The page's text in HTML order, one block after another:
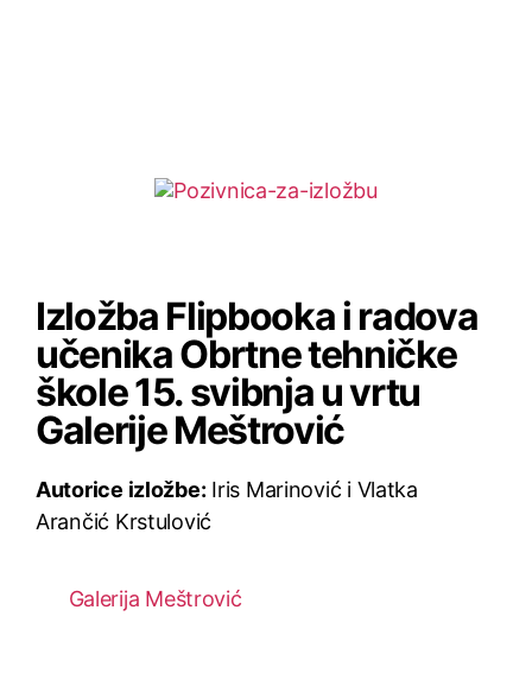
Izložba Flipbooka i radova
učenika Obrtne tehničke
škole 15. svibnja u vrtu
Galerije Meštrović
Autorice izložbe: Iris Marinović i Vlatka
Arančić Krstulović
Galerija Meštrović